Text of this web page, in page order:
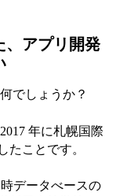
、アプリ開発
でしょうか？
年に札幌国際
たことです。
データべースの